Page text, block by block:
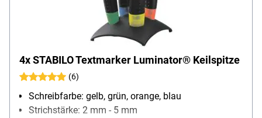
4x STABILO Textmarker Luminator® Keilspitze
(6)
Schreibfarbe: gelb, grün, orange, blau
Strichstärke: 2 mm - 5 mm